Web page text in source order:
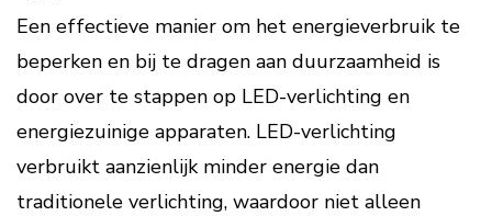
Een effectieve manier om het energieverbruik te
beperken en bij te dragen aan duurzaamheid is
door over te stappen op LED-verlichting en
energiezuinige apparaten. LED-verlichting
verbruikt aanzienlijk minder energie dan
traditionele verlichting, waardoor niet alleen